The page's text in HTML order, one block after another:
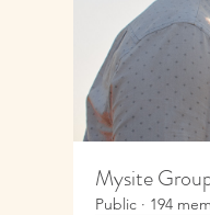
Mysite
Public · 194